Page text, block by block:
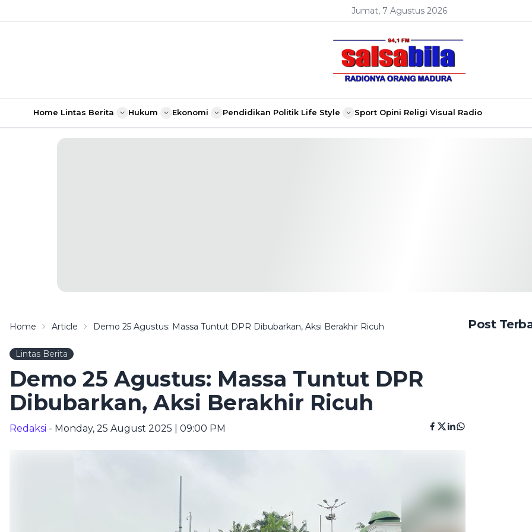
Jumat, 7 Agustus 2026
Home Lintas Berita Hukum Ekonomi Pendidikan Politik Life Style Sport Opini Religi Visual Radio
Home Article Demo 25 Agustus: Massa Tuntut DPR Dibubarkan, Aksi Berakhir Ricuh
Lintas Berita
Demo 25 Agustus: Massa Tuntut DPR
Dibubarkan, Aksi Berakhir Ricuh
Redaksi - Monday, 25 August 2025 | 09:00 PM
Post